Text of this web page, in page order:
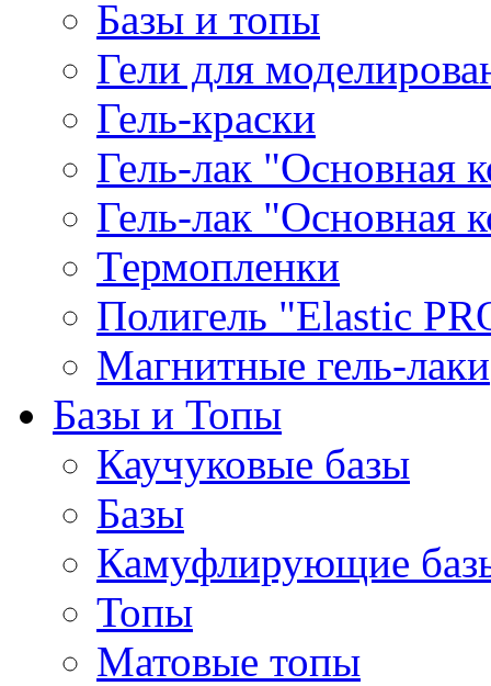
Базы и топы
Гели для
Гель-краски
Гель-лак "Основная
Гель-лак "Основная
Термопленки
Полигель "Elastic
Магнитные гель-лаки
Базы и Топы
Каучуковые базы
Базы
Камуфлирующие
Топы
Матовые топы